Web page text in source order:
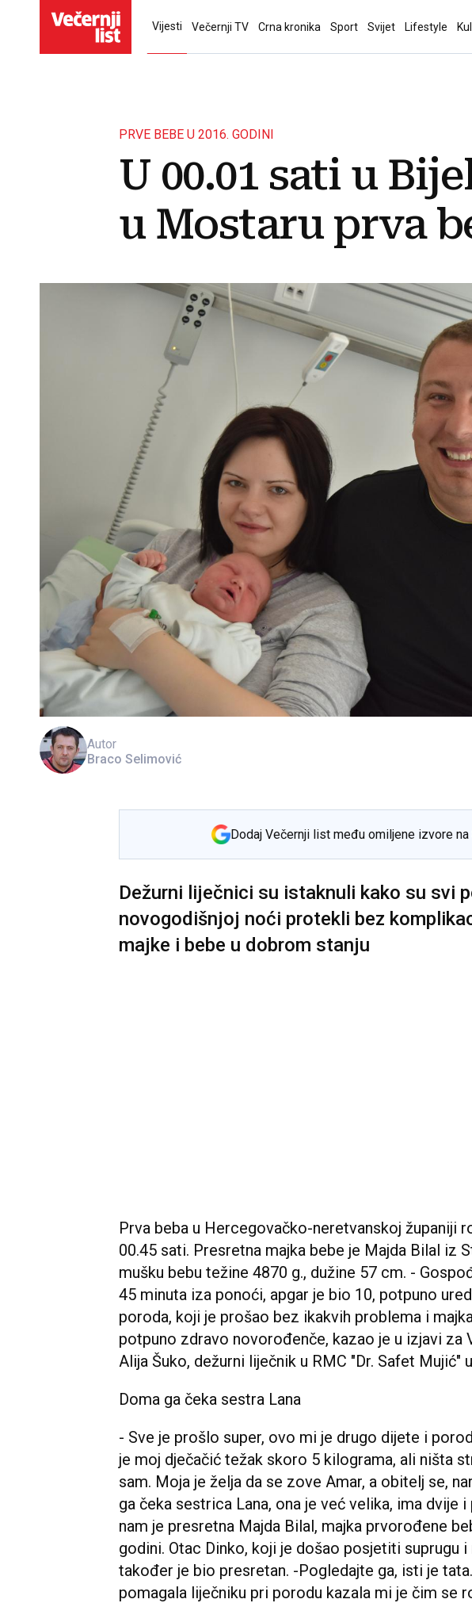
Vijesti Večernji TV Crna kronika Sport Svijet Lifestyle
PRVE BEBE U 2016. GODINI
U 00.01 sati u
u Mostaru prva
Autor
Braco Selimović
Dodaj Večernji list među omiljene izvore na
Dežurni liječnici su istaknuli kako su svi
novogodišnjoj noći protekli bez
majke i bebe u dobrom stanju
Prva beba u Hercegovačko-neretvanskoj županiji
00.45 sati. Presretna majka bebe je Majda Bilal iz
mušku bebu težine 4870 g., dužine 57 cm. -
45 minuta iza ponoći, apgar je bio 10, potpuno
poroda, koji je prošao bez ikakvih problema i
potpuno zdravo novorođenče, kazao je u izjavi za
Alija Šuko, dežurni liječnik u RMC "Dr. Safet Mujić"
Doma ga čeka sestra Lana
- Sve je prošlo super, ovo mi je drugo dijete i
je moj dječačić težak skoro 5 kilograma, ali ništa
sam. Moja je želja da se zove Amar, a obitelj se,
ga čeka sestrica Lana, ona je već velika, ima dvije
nam je presretna Majda Bilal, majka prvorođene
godini. Otac Dinko, koji je došao posjetiti suprugu
također je bio presretan. -Pogledajte ga, isti je
pomagala liječniku pri porodu kazala mi je čim se